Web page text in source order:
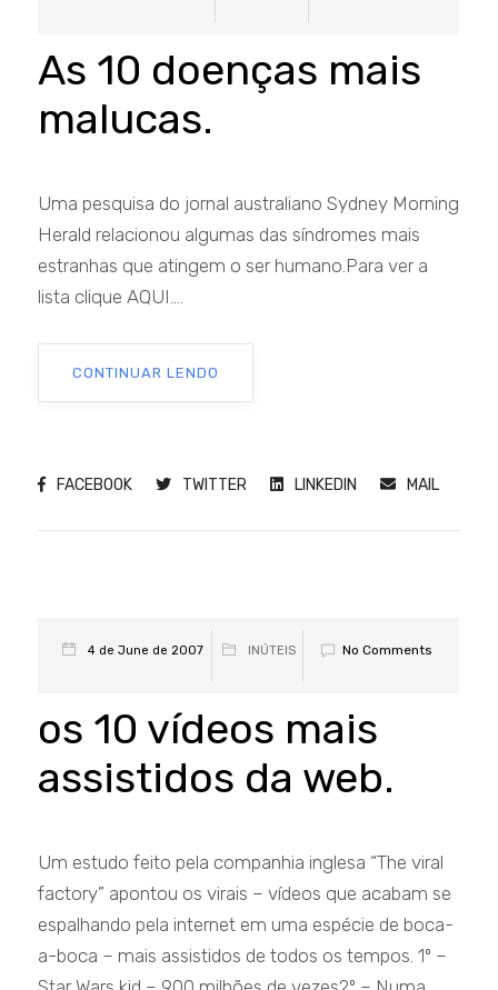
As 10 doenças mais
malucas.
Uma pesquisa do jornal australiano Sydney Morning
Herald relacionou algumas das síndromes mais
estranhas que atingem o ser humano.Para ver a
lista clique AQUI....
CONTINUAR LENDO
FACEBOOK TWITTER LINKEDIN MAIL
4 de June de 2007 INÚTEIS No Comments
os 10 vídeos mais
assistidos da web.
Um estudo feito pela companhia inglesa “The viral
factory” apontou os virais – vídeos que acabam se
espalhando pela internet em uma espécie de boca-
a-boca – mais assistidos de todos os tempos. 1º –